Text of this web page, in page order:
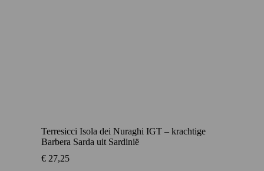
Terresicci Isola dei Nuraghi IGT – krachtige
Barbera Sarda uit Sardinië
€ 27,25